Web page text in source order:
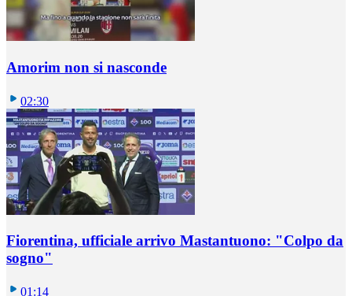
Amorim non si nasconde
02:30
Fiorentina, ufficiale arrivo Mastantuono: "Colpo da
sogno"
01:14